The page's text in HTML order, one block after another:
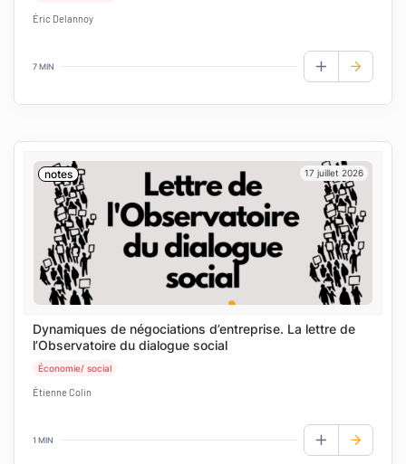
Éric Delannoy
7 MIN
AJOUTER
notes 17 juillet 2026
Dynamiques de négociations d’entreprise. La lettre de
l’Observatoire du dialogue social
Économie/ social
Étienne Colin
1 MIN
AJOUTER